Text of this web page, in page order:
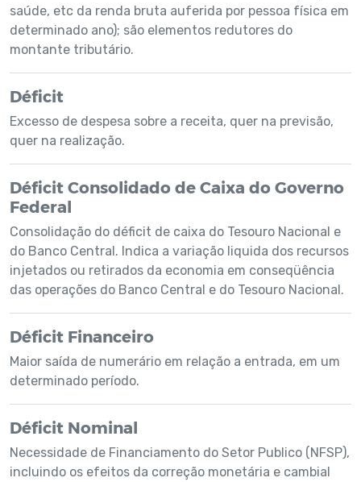
saúde, etc da renda bruta auferida por pessoa física em
determinado ano); são elementos redutores do
montante tributário.
Déficit
Excesso de despesa sobre a receita, quer na previsão,
quer na realização.
Déficit Consolidado de Caixa do Governo
Federal
Consolidação do déficit de caixa do Tesouro Nacional e
do Banco Central. Indica a variação liquida dos recursos
injetados ou retirados da economia em conseqüência
das operações do Banco Central e do Tesouro Nacional.
Déficit Financeiro
Maior saída de numerário em relação a entrada, em um
determinado período.
Déficit Nominal
Necessidade de Financiamento do Setor Publico (NFSP),
incluindo os efeitos da correção monetária e cambial